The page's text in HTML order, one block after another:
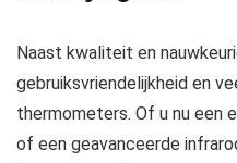
Naast kwaliteit en
gebruiksvriendelijkheid en
thermometers. Of u nu een
of een geavanceerde